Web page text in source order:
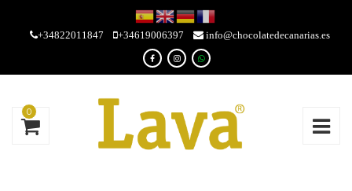
+34822011847 +34619006397 info@chocolatedecanarias.es
0